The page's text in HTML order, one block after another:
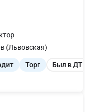
(Львовская)
Торг
Был в